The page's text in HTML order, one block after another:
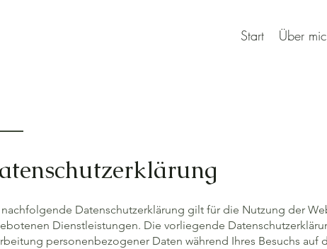
Start Über
Datenschutzerklärung gilt für die Nutzung der
Dienstleistungen. Die vorliegende
personenbezogener Daten während Ihres Besuchs auf